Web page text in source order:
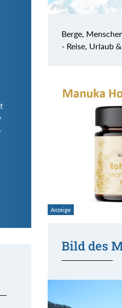
Berge,
- Reise, Urlaub
Bild des